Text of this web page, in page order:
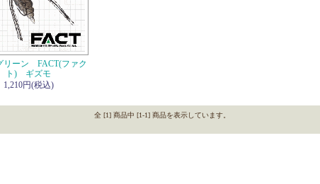
リーン FACT(ファク
ト) ギズモ
1,210円(税込)
全 [1] 商品中 [1-1] 商品を表示しています。